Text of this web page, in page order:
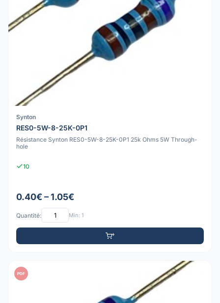
Synton
RES0-5W-8-25K-0P1
Résistance Synton RES0-5W-8-25K-0P1 25k Ohms 5W Through-
hole
10
0.40€ – 1.05€
Quantité: Min: 1
PDF